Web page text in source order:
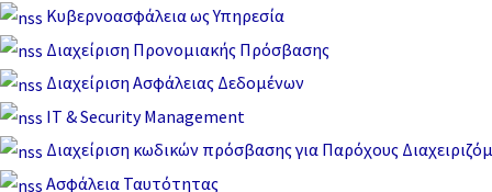
Κυβερνοασφάλεια ως Υπηρεσία
Διαχείριση Προνομιακής Πρόσβασης
Διαχείριση Ασφάλειας Δεδομένων
IT & Security Management
Διαχείριση κωδικών πρόσβασης για Παρόχους
Ασφάλεια Ταυτότητας
Μετάβαση
στο
περιεχόμενο